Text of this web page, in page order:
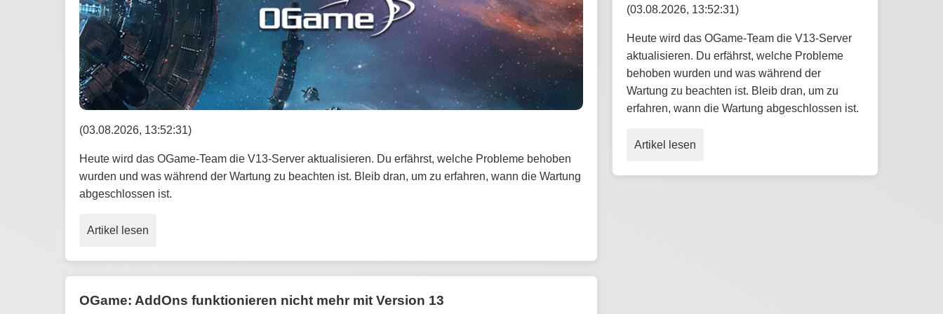
(03.08.2026, 13:52:31)
Heute wird das OGame-Team die V13-Server aktualisieren. Du erfährst, welche Probleme behoben
wurden und was während der Wartung zu beachten ist. Bleib dran, um zu erfahren, wann die Wartung
abgeschlossen ist.
Artikel lesen
OGame: AddOns funktionieren nicht mehr mit Version 13
(03.08.2026, 13:52:31)
Heute wird das OGame-Team die V13-Server
aktualisieren. Du erfährst, welche Probleme
behoben wurden und was während der
Wartung zu beachten ist. Bleib dran, um zu
erfahren, wann die Wartung abgeschlossen ist.
Artikel lesen